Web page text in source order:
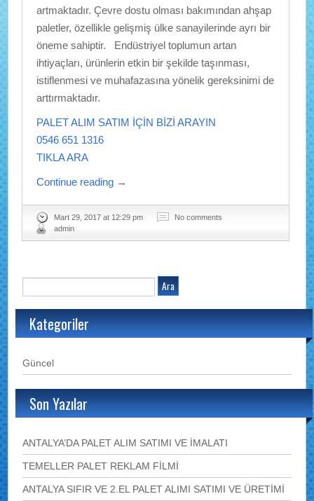
artmaktadır. Çevre dostu olması bakımından ahşap
paletler, özellikle gelişmiş ülke sanayilerinde ayrı bir
öneme sahiptir. Endüstriyel toplumun artan
ihtiyaçları, ürünlerin etkin bir şekilde taşınması,
istiflenmesi ve muhafazasına yönelik gereksinimi de
arttırmaktadır.
PALET ALIM SATIM İÇİN BİZİ ARAYIN
0546 651 1316
TIKLA ARA
Continue reading →
Mart 29, 2017 at 12:29 pm
No comments
admin
Kategoriler
Güncel
Son Yazılar
ANTALYA’DA PALET ALIM SATIMI VE İMALATI
TEMELLER PALET REKLAM FİLMİ
ANTALYA SIFIR VE 2.EL PALET ALIMI SATIMI VE ÜRETİMİ